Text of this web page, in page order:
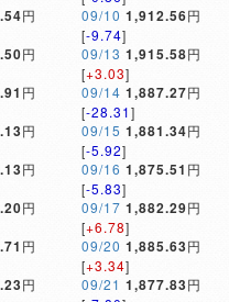
円
円
円
円
円
円
円
円
09/10 1,912.56円
[-9.74]
09/13 1,915.58円
[+3.03]
09/14 1,887.27円
[-28.31]
09/15 1,881.34円
[-5.92]
09/16 1,875.51 円
[-5.83]
09/17 1,882.29円
[+6.78]
09/20 1,885.63円
[+3.34]
09/21 1,877.83円